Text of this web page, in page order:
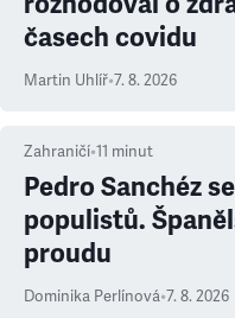
časech covidu
Martin Uhlíř•7. 8. 2026
Zahraničí•11 minut
Pedro Sanchéz
populistů.
proudu
Dominika Perlínová•7. 8. 2026